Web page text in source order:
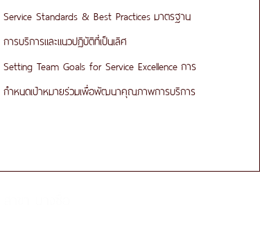
Service Standards & Best Practicesมาตรฐาน
การบริการและแนวปฏิบัติที่เป็นเลิศ
Setting Team Goals for Service Excellenceการ
กำหนดเป้าหมายร่วมเพื่อพัฒนาคุณภาพการบริการ